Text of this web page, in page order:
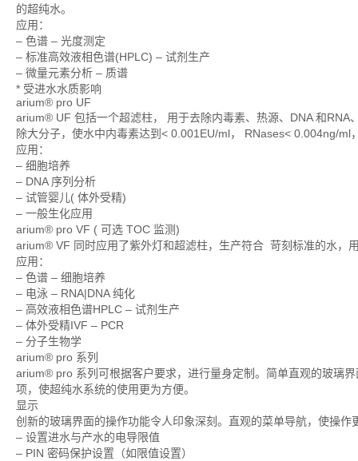
的超纯水。
应用：
– 色谱 – 光度测定
– 标准高效液相色谱(HPLC) – 试剂生产
– 微量元素分析 – 质谱
* 受进水水质影响
arium® pro UF
arium® UF 包括一个超滤柱， 用于去除内毒素、热源、DNA 和
除大分子，使水中内毒素达到< 0.001EU/ml， RNases< 0.004ng/ml
应用：
– 细胞培养
– DNA 序列分析
– 试管婴儿( 体外受精)
– 一般生化应用
arium® pro VF ( 可选 TOC 监测)
arium® VF 同时应用了紫外灯和超滤柱，生产符合 苛刻标准的水，
应用：
– 色谱 – 细胞培养
– 电泳 – RNA|DNA 纯化
– 高效液相色谱HPLC – 试剂生产
– 体外受精IVF – PCR
– 分子生物学
arium® pro 系列
arium® pro 系列可根据客户要求，进行量身定制。简单直观的玻璃
项，使超纯水系统的使用更为方便。
显示
创新的玻璃界面的操作功能令人印象深刻。直观的菜单导航，使操
– 设置进水与产水的电导限值
– PIN 密码保护设置（如限值设置）